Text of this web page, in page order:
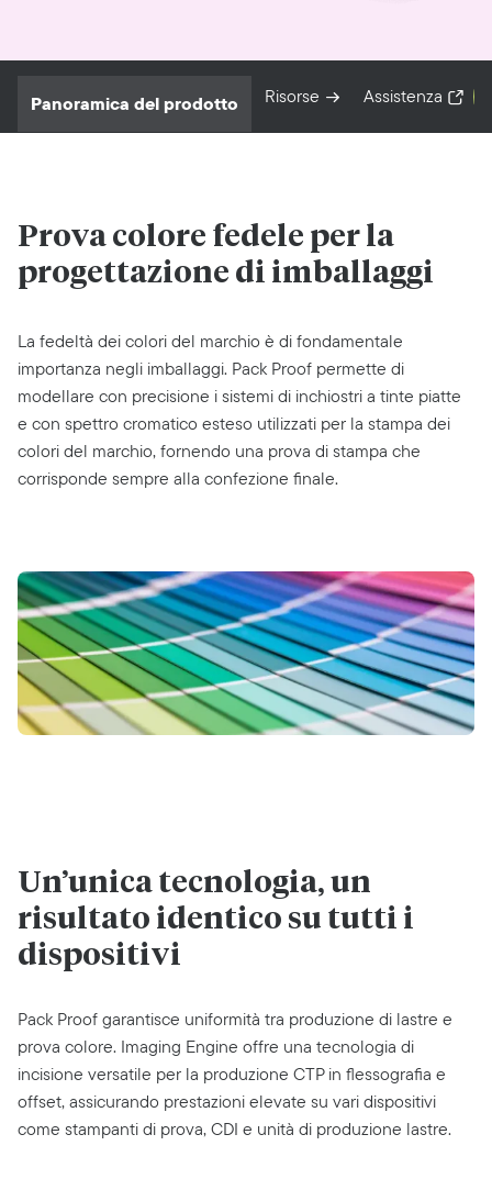
Panoramica del prodotto Risorse Assistenza
Prova colore fedele per la
progettazione di imballaggi
La fedeltà dei colori del marchio è di fondamentale
importanza negli imballaggi. Pack Proof permette di
modellare con precisione i sistemi di inchiostri a tinte piatte
e con spettro cromatico esteso utilizzati per la stampa dei
colori del marchio, fornendo una prova di stampa che
corrisponde sempre alla confezione finale.
Un’unica tecnologia, un
risultato identico su tutti i
dispositivi
Pack Proof garantisce uniformità tra produzione di lastre e
prova colore. Imaging Engine offre una tecnologia di
incisione versatile per la produzione CTP in flessografia e
offset, assicurando prestazioni elevate su vari dispositivi
come stampanti di prova, CDI e unità di produzione lastre.